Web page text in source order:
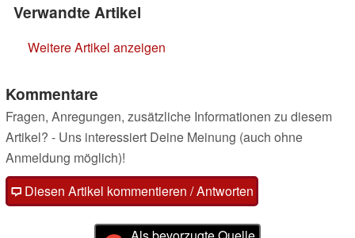
Verwandte Artikel
Weitere Artikel anzeigen
Kommentare
Fragen, Anregungen, zusätzliche Informationen zu diesem
Artikel? - Uns interessiert Deine Meinung (auch ohne
Anmeldung möglich)!
Diesen Artikel kommentieren / Antworten